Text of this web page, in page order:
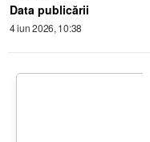
Data publicării
4 iun 2026, 10:38